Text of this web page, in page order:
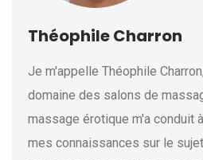
Théophile Charron
Je m'appelle Théophile
domaine des salons de
massage érotique m'a conduit
mes connaissances sur le